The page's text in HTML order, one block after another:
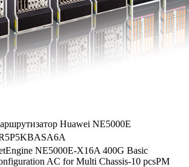
Huawei NE5000E
NE5000E-X16A 400G Basic
AC for Multi Chassis-10 pcsPM